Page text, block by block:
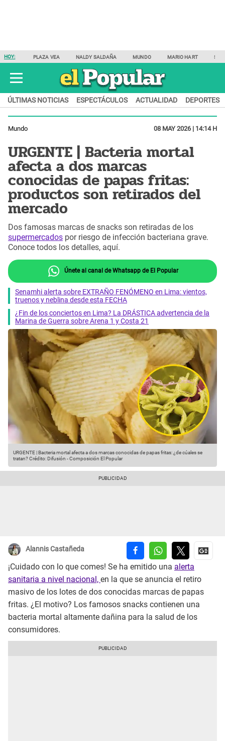
HOY: PLAZA VEA NALDY SALDAÑA MUNDO MARIO HART
ÚLTIMAS NOTICIAS ESPECTÁCULOS ACTUALIDAD DEPORTES
Mundo 08 MAY 2026 | 14:14 H
URGENTE | Bacteria mortal
afecta a dos marcas
conocidas de papas fritas:
productos son retirados del
mercado
Dos famosas marcas de snacks son retiradas de los
supermercados por riesgo de infección bacteriana grave.
Conoce todos los detalles, aquí.
Únete al canal de Whatsapp de El Popular
Senamhi alerta sobre EXTRAÑO FENÓMENO en Lima: vientos,
truenos y neblina desde esta FECHA
¿Fin de los conciertos en Lima? La DRÁSTICA advertencia de la
Marina de Guerra sobre Arena 1 y Costa 21
URGENTE | Bacteria mortal afecta a dos marcas conocidas de papas fritas: ¿de cúales se
tratan?Crédito: Difusión - Composición El Popular
Alannis Castañeda
¡Cuidado con lo que comes! Se ha emitido una alerta
sanitaria a nivel nacional, en la que se anuncia el retiro
masivo de los lotes de dos conocidas marcas de papas
fritas. ¿El motivo? Los famosos snacks contienen una
bacteria mortal altamente dañina para la salud de los
consumidores.